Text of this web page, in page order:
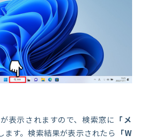
表示されますので、検索窓に 「メ
ます。検索結果が表示されたら
「W